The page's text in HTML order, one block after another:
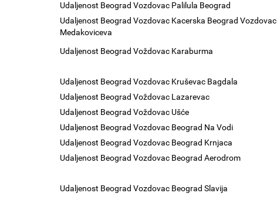
Udaljenost Beograd Vozdovac Palilula Beograd
Udaljenost Beograd Vozdovac Kacerska Beograd Vozdovac
Medakoviceva
Udaljenost Beograd Voždovac Karaburma
Udaljenost Beograd Vozdovac Kruševac Bagdala
Udaljenost Beograd Voždovac Lazarevac
Udaljenost Beograd Voždovac Ušće
Udaljenost Beograd Vozdovac Beograd Na Vodi
Udaljenost Beograd Vozdovac Beograd Krnjaca
Udaljenost Beograd Vozdovac Beograd Aerodrom
Udaljenost Beograd Vozdovac Beograd Slavija